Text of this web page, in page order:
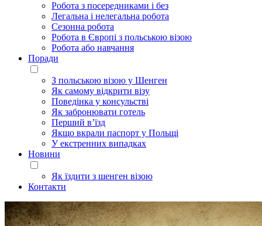
Робота з посередниками і без
Легальна і нелегальна робота
Сезонна робота
Робота в Європі з польською візою
Робота або навчання
Поради
З польською візою у Шенген
Як самому відкрити візу
Поведінка у консульстві
Як забронювати готель
Перший в’їзд
Якщо вкрали паспорт у Польщі
У екстренних випадках
Новини
Як їздити з шенген візою
Контакти